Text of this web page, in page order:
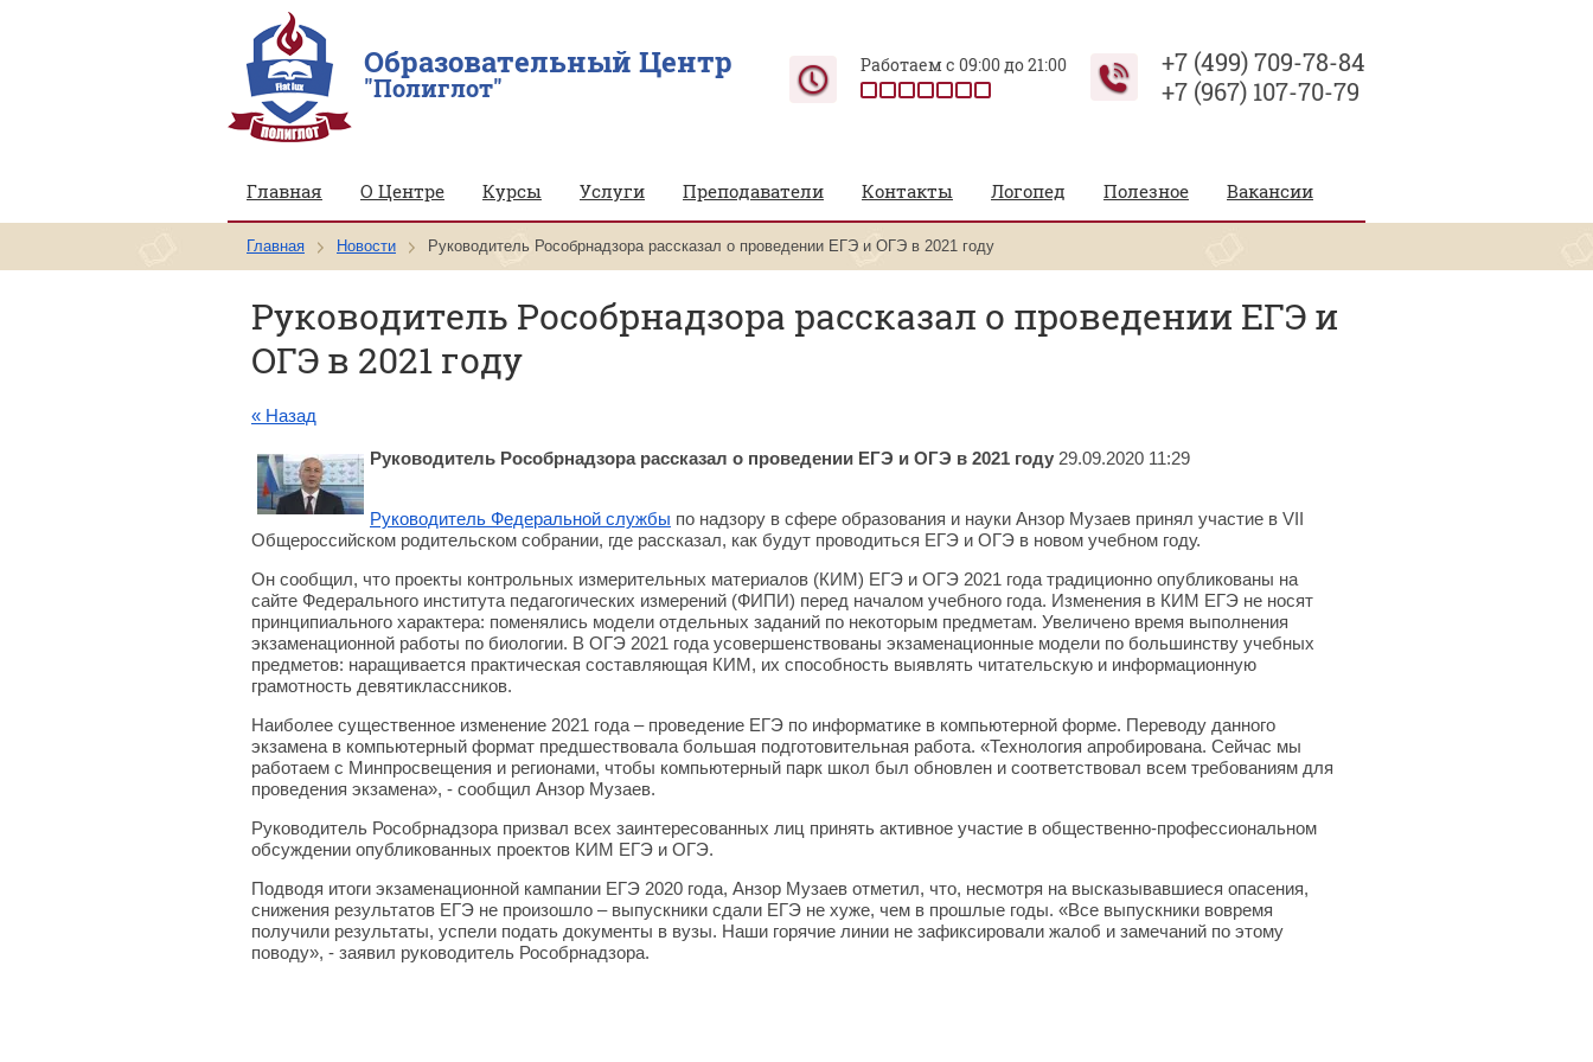
Образовательный Центр
"Полиглот"
+7 (499) 709-78-84
+7 (967) 107-70-79
Работаем с 09:00 до 21:00
Главная О Центре Курсы Услуги Преподаватели Контакты Логопед Полезное Вакансии
Главная Новости Руководитель Рособрнадзора рассказал о проведении ЕГЭ и ОГЭ в 2021 году
Руководитель Рособрнадзора рассказал о проведении ЕГЭ и
ОГЭ в 2021 году
« Назад
Руководитель Рособрнадзора рассказал о проведении ЕГЭ и ОГЭ в 2021 году 29.09.2020 11:29
Руководитель Федеральной службы по надзору в сфере образования и науки Анзор Музаев принял участие в VII
Общероссийском родительском собрании, где рассказал, как будут проводиться ЕГЭ и ОГЭ в новом учебном году.
Он сообщил, что проекты контрольных измерительных материалов (КИМ) ЕГЭ и ОГЭ 2021 года традиционно опубликованы на
сайте Федерального института педагогических измерений (ФИПИ) перед началом учебного года. Изменения в КИМ ЕГЭ не носят
принципиального характера: поменялись модели отдельных заданий по некоторым предметам. Увеличено время выполнения
экзаменационной работы по биологии. В ОГЭ 2021 года усовершенствованы экзаменационные модели по большинству учебных
предметов: наращивается практическая составляющая КИМ, их способность выявлять читательскую и информационную
грамотность девятиклассников.
Наиболее существенное изменение 2021 года – проведение ЕГЭ по информатике в компьютерной форме. Переводу данного
экзамена в компьютерный формат предшествовала большая подготовительная работа. «Технология апробирована. Сейчас мы
работаем с Минпросвещения и регионами, чтобы компьютерный парк школ был обновлен и соответствовал всем требованиям для
проведения экзамена», - сообщил Анзор Музаев.
Руководитель Рособрнадзора призвал всех заинтересованных лиц принять активное участие в общественно-профессиональном
обсуждении опубликованных проектов КИМ ЕГЭ и ОГЭ.
Подводя итоги экзаменационной кампании ЕГЭ 2020 года, Анзор Музаев отметил, что, несмотря на высказывавшиеся опасения,
снижения результатов ЕГЭ не произошло – выпускники сдали ЕГЭ не хуже, чем в прошлые годы. «Все выпускники вовремя
получили результаты, успели подать документы в вузы. Наши горячие линии не зафиксировали жалоб и замечаний по этому
поводу», - заявил руководитель Рособрнадзора.